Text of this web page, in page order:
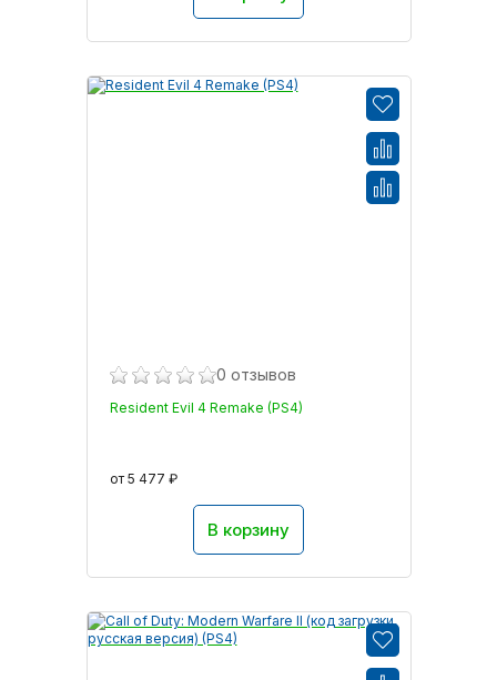
0 отзывов
Resident Evil 4 Remake (PS4)
от 5 477 ₽
В корзину